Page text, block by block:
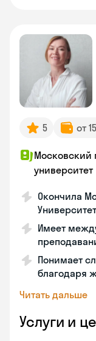
5 от
Московский
университет
Окончила
Имеет
Понимает
благодаря
Читать дальше
Услуги и